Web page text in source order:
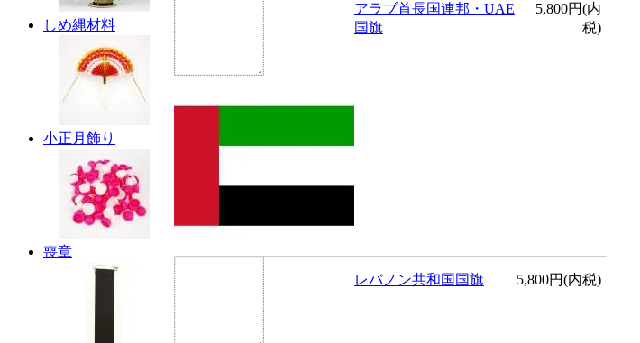
しめ縄材料
小正月飾り
喪章
アラブ首長国連邦・UAE
国旗
5,800円(内
税)
レバノン共和国国旗 5,800円(内税)